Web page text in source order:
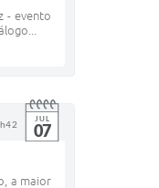
- evento
JUL
07
a maior